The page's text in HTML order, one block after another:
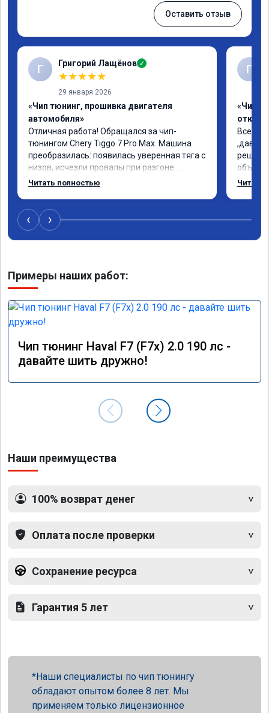
Оставить отзыв
Г Григорий Лащёнов ✓
★★★★★
29 января 2026
«Чип тюнинг, прошивка двигателя
автомобиля»
Отличная работа! Обращался за чип-
тюнингом Chery Tiggo 7 Pro Max. Машина
преобразилась: появилась уверенная тяга с
низов, исчезли провалы при разгоне.
Расход в спокойном режиме даже немного
всем, кто сомневается.
Читать полностью
Г
«Чип
Всем
,давно
сумму
Читать
‹ ›
Примеры наших работ:
Чип тюнинг Haval F7 (F7x) 2.0 190 лс -
давайте шить дружно!
Наши преимущества
100% возврат денег
Оплата после проверки
Сохранение ресурса
Гарантия 5 лет
Наши специалисты по чип тюнингу
обладают опытом более 8 лет. Мы
применяем только лицензионное